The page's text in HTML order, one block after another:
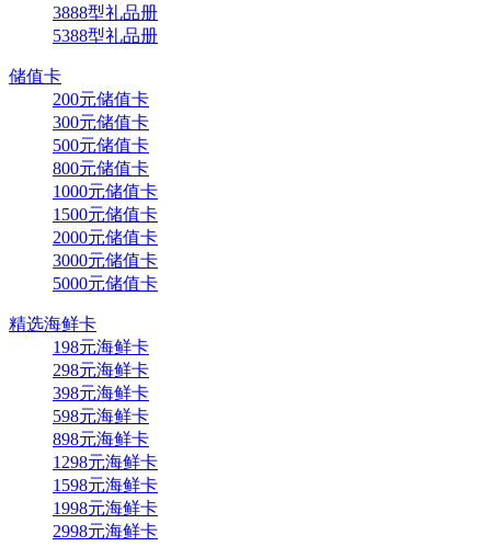
3888型礼品册
5388型礼品册
储值卡
200元储值卡
300元储值卡
500元储值卡
800元储值卡
1000元储值卡
1500元储值卡
2000元储值卡
3000元储值卡
5000元储值卡
精选海鲜卡
198元海鲜卡
298元海鲜卡
398元海鲜卡
598元海鲜卡
898元海鲜卡
1298元海鲜卡
1598元海鲜卡
1998元海鲜卡
2998元海鲜卡